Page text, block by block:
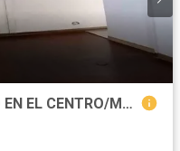
APARTAMENTO EN ARRIENDO EN EL CENTRO/MANIZALES